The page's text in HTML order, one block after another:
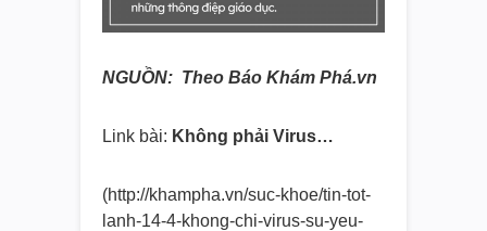
NGUỒN: Theo Báo Khám Phá.vn
Link bài: Không phải Virus…
(http://khampha.vn/suc-khoe/tin-tot-
lanh-14-4-khong-chi-virus-su-yeu-